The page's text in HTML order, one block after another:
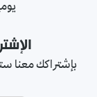
بإشتراكك معنا